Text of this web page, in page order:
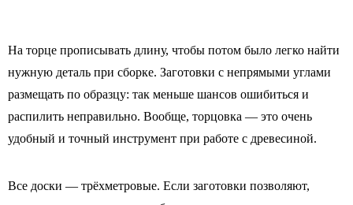
На торце прописывать длину, чтобы потом было легко найти
нужную деталь при сборке. Заготовки с непрямыми углами
размещать по образцу: так меньше шансов ошибиться и
распилить неправильно. Вообще, торцовка — это очень
удобный и точный инструмент при работе с древесиной.
Все доски — трёхметровые. Если заготовки позволяют,